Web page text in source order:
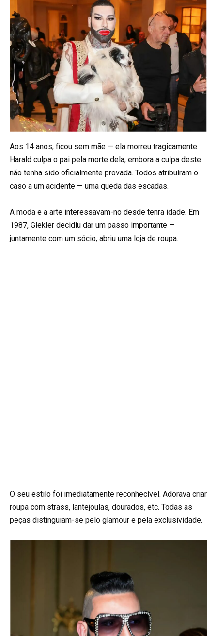
Aos 14 anos, ficou sem mãe — ela morreu tragicamente.
Harald culpa o pai pela morte dela, embora a culpa deste
não tenha sido oficialmente provada. Todos atribuíram o
caso a um acidente — uma queda das escadas.
A moda e a arte interessavam-no desde tenra idade. Em
1987, Glekler decidiu dar um passo importante —
juntamente com um sócio, abriu uma loja de roupa.
O seu estilo foi imediatamente reconhecível. Adorava criar
roupa com strass, lantejoulas, dourados, etc. Todas as
peças distinguiam-se pelo glamour e pela exclusividade.